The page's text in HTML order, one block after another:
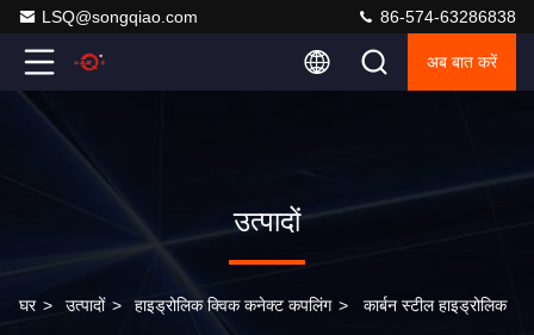
LSQ@songqiao.com 86-574-63286838
अब बात करें
उत्पादों
घर > उत्पादों > हाइड्रोलिक क्विक कनेक्ट कपलिंग > कार्बन स्टील हाइड्रोलिक